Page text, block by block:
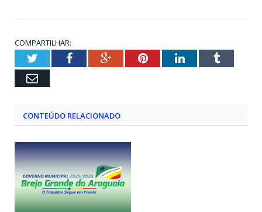
COMPARTILHAR:
TwitterFacebookGoogle+PinterestLinkedInTumblr
Email
CONTEÚDO RELACIONADO